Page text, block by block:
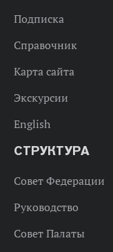
Подписка
Справочник
Карта сайта
Экскурсии
English
СТРУКТУРА
Совет Федерации
Руководство
Совет Палаты